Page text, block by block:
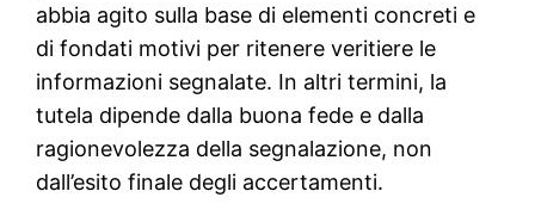
abbia agito sulla base di elementi concreti e
di fondati motivi per ritenere veritiere le
informazioni segnalate. In altri termini, la
tutela dipende dalla buona fede e dalla
ragionevolezza della segnalazione, non
dall’esito finale degli accertamenti.